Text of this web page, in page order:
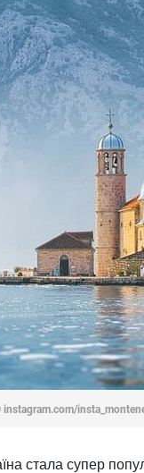
instagram.com/
стала супер